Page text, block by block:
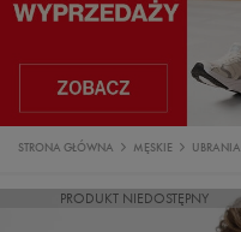
STRONA GŁÓWNA MĘSKIE UBRANIA
PRODUKT NIEDOSTĘPNY